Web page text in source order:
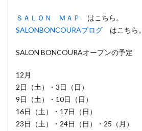
ＳＡＬＯＮ ＭＡＰ
はこちら。
SALONBONCOURAブログ はこちら。
SALON BONCOURAオープンの予定
12月
2日（土）・3日（日）
9日（土）・10日（日）
16日（土）・17日（日）
23日（土）・24日（日）・25（月）